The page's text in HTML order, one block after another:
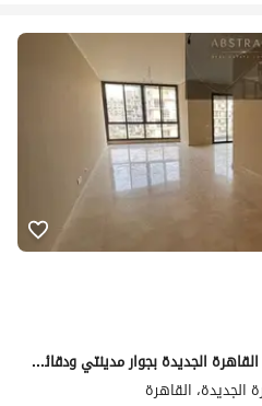
شقة على اللاجون بخصم 50% في القاهرة الجديدة بجوار مدينتي ودقائق من الشروق والعاصمة الجديدة و بالقرب من بالم هيلز التجمع الخامس
الجديدة، القاهرة